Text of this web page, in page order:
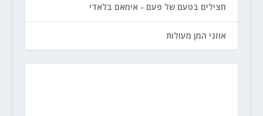
חצילים בטעם של פעם - אימאם בלאדי
אוזני המן מעולות